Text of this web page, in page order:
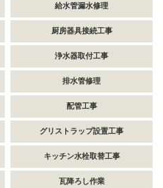
給水管漏水修理
厨房器具接続工事
浄水器取付工事
排水管修理
配管工事
グリストラップ設置工事
キッチン水栓取替工事
瓦降ろし作業